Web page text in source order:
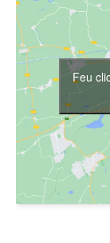
Feu